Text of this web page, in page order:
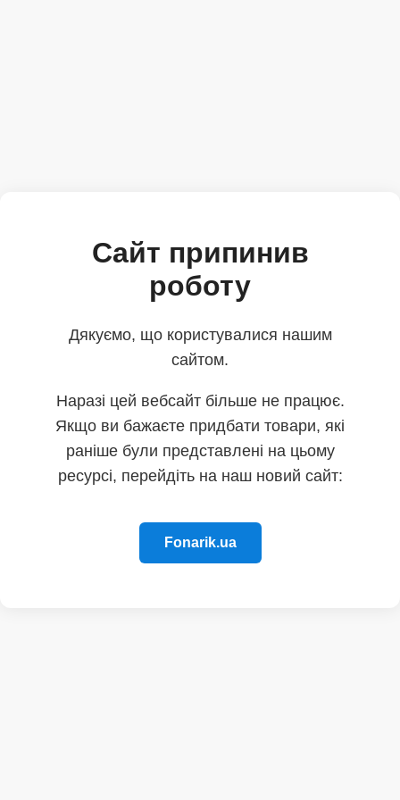
Сайт припинив
роботу
Дякуємо, що користувалися нашим
сайтом.
Наразі цей вебсайт більше не працює.
Якщо ви бажаєте придбати товари, які
раніше були представлені на цьому
ресурсі, перейдіть на наш новий сайт:
Fonarik.ua